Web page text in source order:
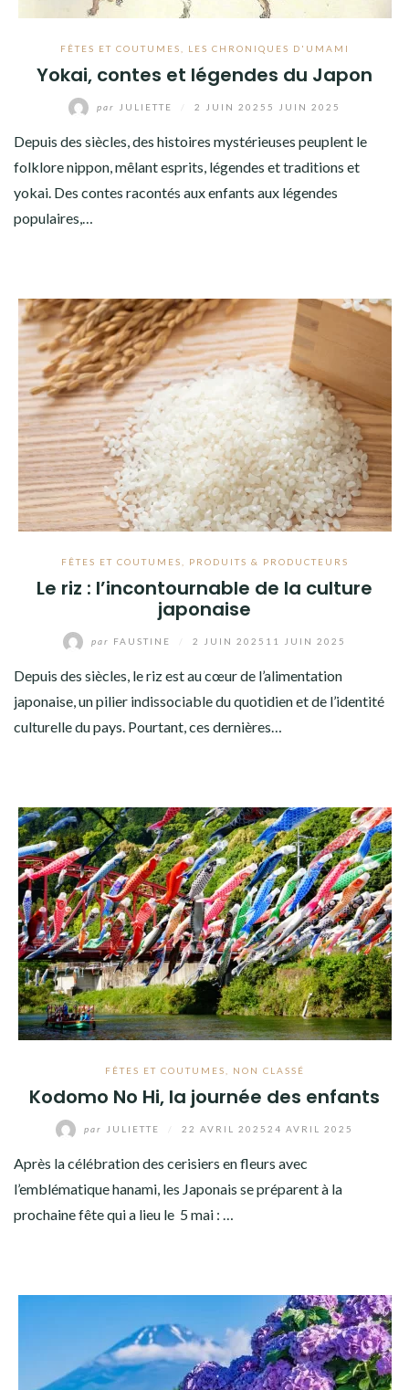
FÊTES ET COUTUMES LES CHRONIQUES D'UMAMI
Yokai, contes et légendes du Japon
par JULIETTE 2 JUIN 2025 5 JUIN 2025
Depuis des siècles, des histoires mystérieuses peuplent le
folklore nippon, mêlant esprits, légendes et traditions et
yokai. Des contes racontés aux enfants aux légendes
populaires,…
FÊTES ET COUTUMES PRODUITS & PRODUCTEURS
Le riz : l’incontournable de la culture
japonaise
par FAUSTINE 2 JUIN 2025 11 JUIN 2025
Depuis des siècles, le riz est au cœur de l’alimentation
japonaise, un pilier indissociable du quotidien et de l’identité
culturelle du pays. Pourtant, ces dernières…
FÊTES ET COUTUMES NON CLASSÉ
Kodomo No Hi, la journée des enfants
par JULIETTE 22 AVRIL 2025 24 AVRIL 2025
Après la célébration des cerisiers en fleurs avec
l’emblématique hanami, les Japonais se préparent à la
prochaine fête qui a lieu le 5 mai : …